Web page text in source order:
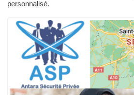
personnalisé.